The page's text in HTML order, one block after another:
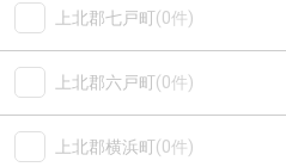
上北郡七戸町(0件)
上北郡六戸町(0件)
上北郡横浜町(0件)